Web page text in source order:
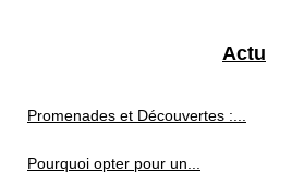
Actu
Promenades et Découvertes :...
Pourquoi opter pour un...